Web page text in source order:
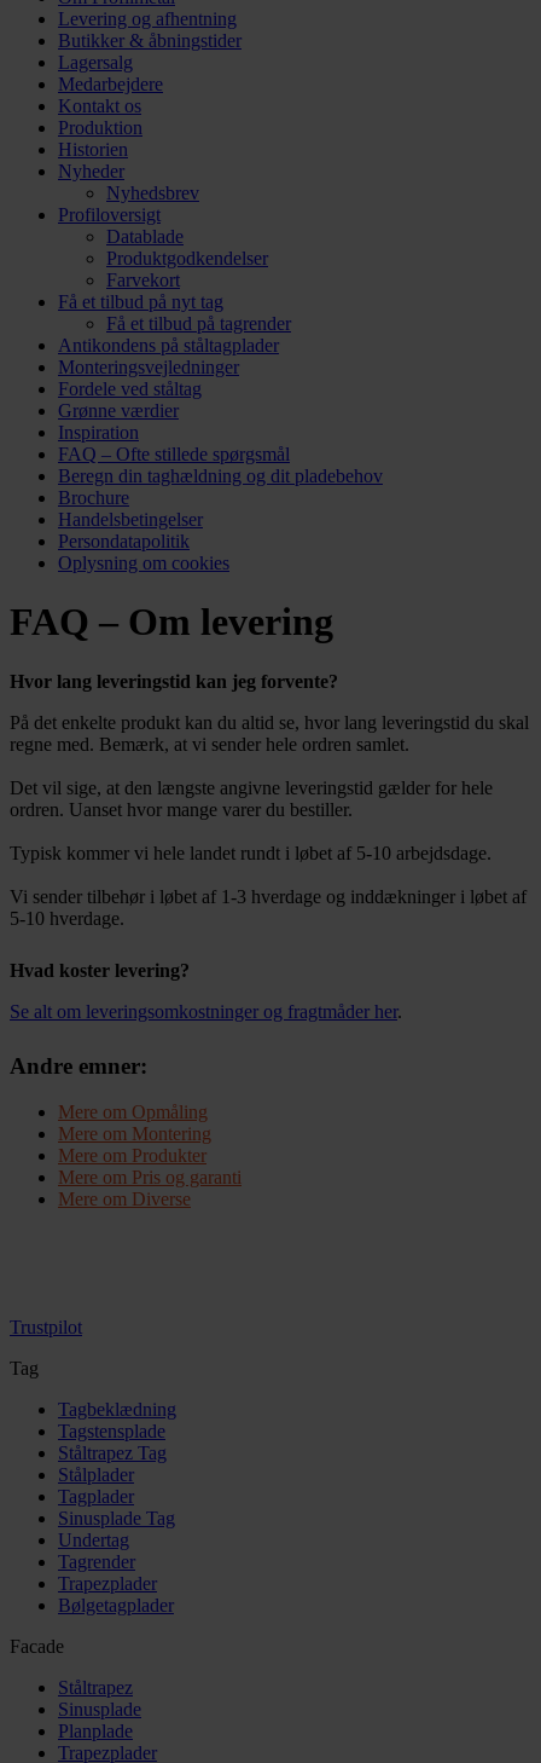
Levering og afhentning
Butikker & åbningstider
Lagersalg
Medarbejdere
Kontakt os
Produktion
Historien
Nyheder
Nyhedsbrev
Profiloversigt
Datablade
Produktgodkendelser
Farvekort
Få et tilbud på nyt tag
Få et tilbud på tagrender
Antikondens på ståltagplader
Monteringsvejledninger
Fordele ved ståltag
Grønne værdier
Inspiration
FAQ – Ofte stillede spørgsmål
Beregn din taghældning og dit pladebehov
Brochure
Handelsbetingelser
Persondatapolitik
Oplysning om cookies
FAQ – Om levering
Hvor lang leveringstid kan jeg forvente?
På det enkelte produkt kan du altid se, hvor lang leveringstid du skal
regne med. Bemærk, at vi sender hele ordren samlet.
Det vil sige, at den længste angivne leveringstid gælder for hele
ordren. Uanset hvor mange varer du bestiller.
Typisk kommer vi hele landet rundt i løbet af 5-10 arbejdsdage.
Vi sender tilbehør i løbet af 1-3 hverdage og inddækninger i løbet af
5-10 hverdage.
Hvad koster levering?
Se alt om leveringsomkostninger og fragtmåder her.
Andre emner:
Mere om Opmåling
Mere om Montering
Mere om Produkter
Mere om Pris og garanti
Mere om Diverse
Trustpilot
Tag
Tagbeklædning
Tagstensplade
Ståltrapez Tag
Stålplader
Tagplader
Sinusplade Tag
Undertag
Tagrender
Trapezplader
Bølgetagplader
Facade
Ståltrapez
Sinusplade
Planplade
Trapezplader